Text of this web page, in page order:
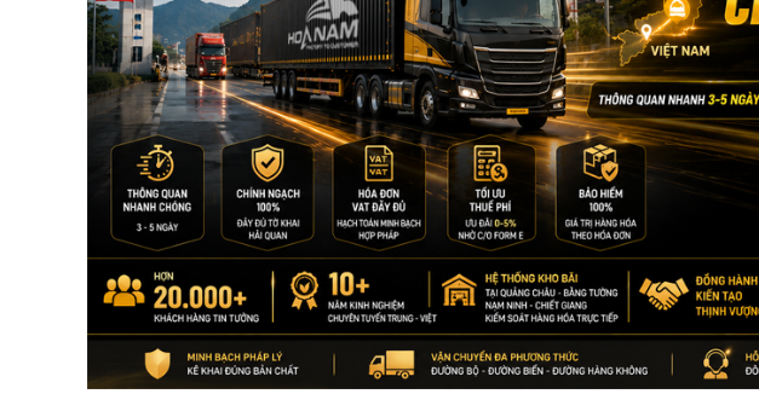
8. Bảng giá vận chuyển hàng Trung Quốc chính ngạch trọn gói (Cập nhật 2026)
9. Dịch vụ hỗ trợ khách hàng toàn diện của Hoa Nam Logistics